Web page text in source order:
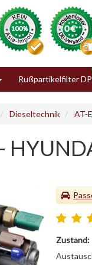
Rußpartikelfilter
Dieseltechnik AT-
Zustand: